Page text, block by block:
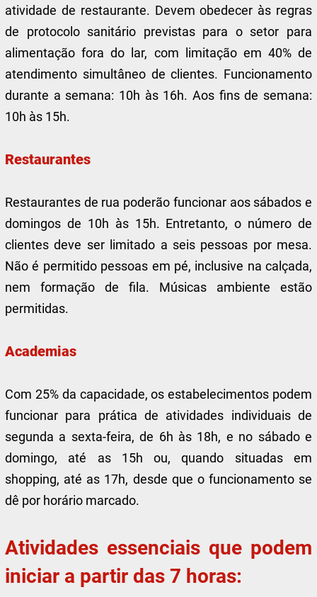
atividade de restaurante. Devem obedecer às regras
de protocolo sanitário previstas para o setor para
alimentação fora do lar, com limitação em 40% de
atendimento simultâneo de clientes. Funcionamento
durante a semana: 10h às 16h. Aos fins de semana:
10h às 15h.
Restaurantes
Restaurantes de rua poderão funcionar aos sábados e
domingos de 10h às 15h. Entretanto, o número de
clientes deve ser limitado a seis pessoas por mesa.
Não é permitido pessoas em pé, inclusive na calçada,
nem formação de fila. Músicas ambiente estão
permitidas.
Academias
Com 25% da capacidade, os estabelecimentos podem
funcionar para prática de atividades individuais de
segunda a sexta-feira, de 6h às 18h, e no sábado e
domingo, até as 15h ou, quando situadas em
shopping, até as 17h, desde que o funcionamento se
dê por horário marcado.
Atividades essenciais que podem
iniciar a partir das 7 horas: